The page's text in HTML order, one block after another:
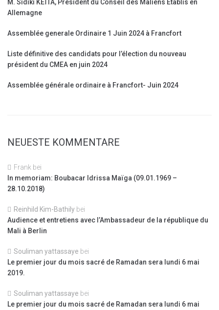
M. Sidiki KEÏTA, Président du Conseil des Maliens Établis en
Allemagne
Assemblée generale Ordinaire 1 Juin 2024 à Francfort
Liste définitive des candidats pour l’élection du nouveau
président du CMEA en juin 2024
Assemblée générale ordinaire à Francfort- Juin 2024
NEUESTE KOMMENTARE
Frank bei
In memoriam: Boubacar Idrissa Maïga (09.01.1969 –
28.10.2018)
Reinhild Kim-Bathily bei
Audience et entretiens avec l’Ambassadeur de la république du
Mali à Berlin
Souliman yattassaye bei
Le premier jour du mois sacré de Ramadan sera lundi 6 mai
2019.
Souliman yattassaye bei
Le premier jour du mois sacré de Ramadan sera lundi 6 mai